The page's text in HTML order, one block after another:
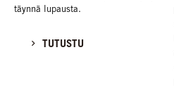
täynnä lupausta.
TUTUSTU